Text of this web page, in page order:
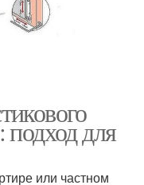
подход для
или частном